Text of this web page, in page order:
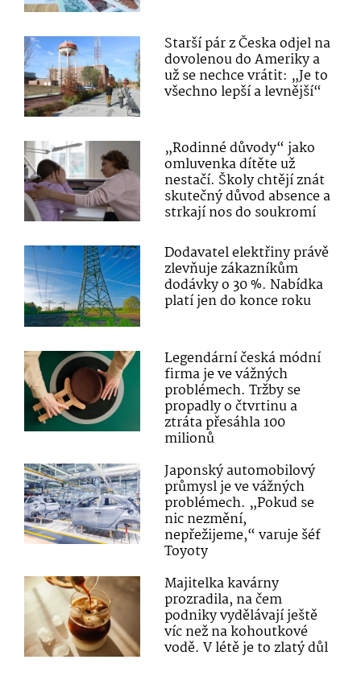
Starší pár z Česka odjel na
dovolenou do Ameriky a
už se nechce vrátit: „Je to
všechno lepší a levnější“
„Rodinné důvody“ jako
omluvenka dítěte už
nestačí. Školy chtějí znát
skutečný důvod absence a
strkají nos do soukromí
Dodavatel elektřiny právě
zlevňuje zákazníkům
dodávky o 30 %. Nabídka
platí jen do konce roku
Legendární česká módní
firma je ve vážných
problémech. Tržby se
propadly o čtvrtinu a
ztráta přesáhla 100
milionů
Japonský automobilový
průmysl je ve vážných
problémech. „Pokud se
nic nezmění,
nepřežijeme,“ varuje šéf
Toyoty
Majitelka kavárny
prozradila, na čem
podniky vydělávají ještě
víc než na kohoutkové
vodě. V létě je to zlatý důl